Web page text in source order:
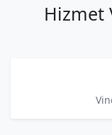
Hizmet